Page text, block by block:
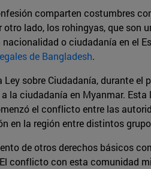
comparten costumbres
lado, los rohingyas, que son
o ciudadanía en el
de Bangladesh.
sobre Ciudadanía, durante el
la ciudadanía en Myanmar. Esta
el conflicto entre las
en la región entre distintos
de otros derechos básicos
conflicto con esta comunidad